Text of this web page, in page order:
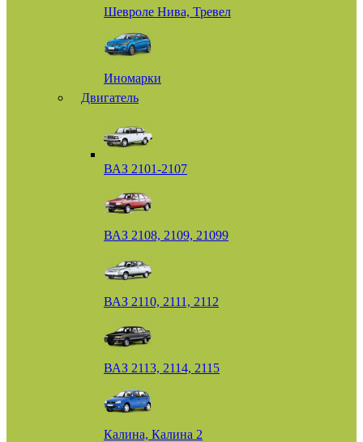
Шевроле Нива, Тревел
Иномарки
Двигатель
ВАЗ 2101-2107
ВАЗ 2108, 2109, 21099
ВАЗ 2110, 2111, 2112
ВАЗ 2113, 2114, 2115
Калина, Калина 2